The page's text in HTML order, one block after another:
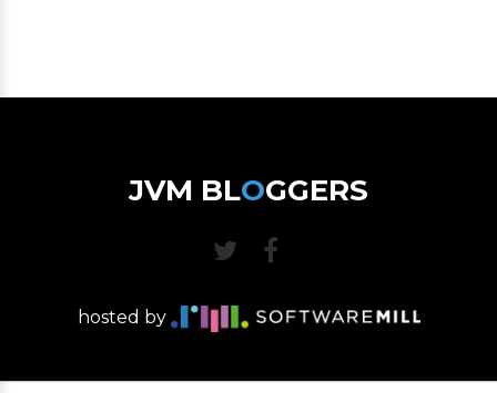
JVM BLOGGERS
hosted by